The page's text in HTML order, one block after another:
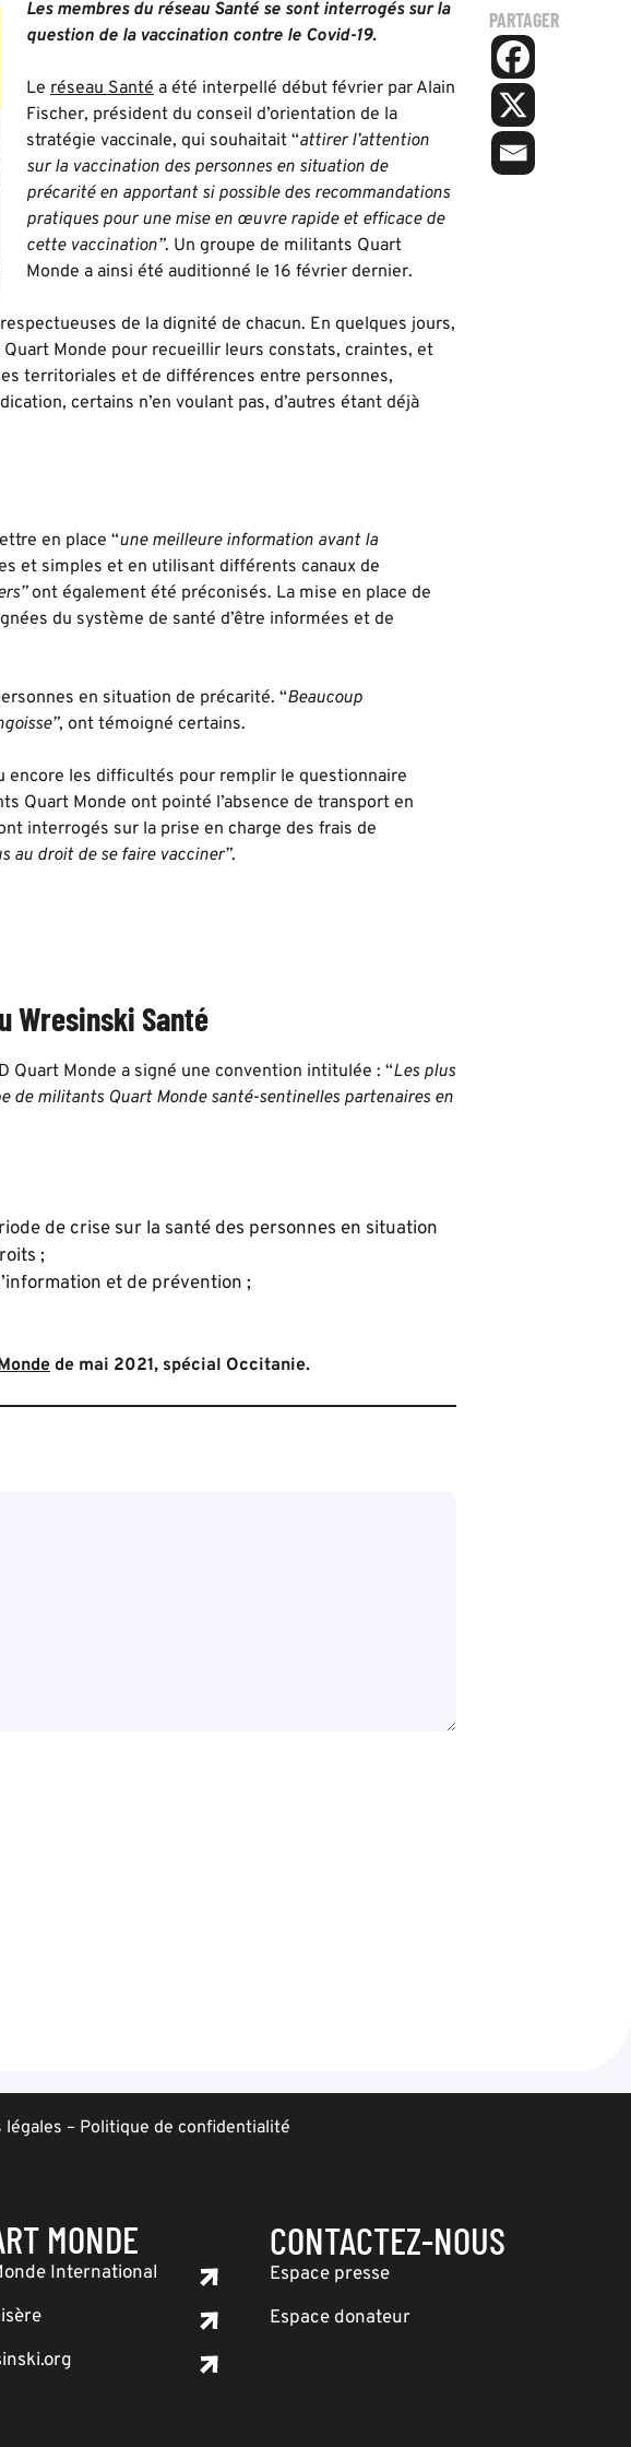
Les membres du réseau Santé se sont interrogés sur la
question de la vaccination contre le Covid-19.
Le réseau Santé a été interpellé début février par Alain
Fischer, président du conseil d’orientation de la
stratégie vaccinale, qui souhaitait “attirer l’attention
sur la vaccination des personnes en situation de
précarité en apportant si possible des recommandations
pratiques pour une mise en œuvre rapide et efficace de
cette vaccination”. Un groupe de militants Quart
Monde a ainsi été auditionné le 16 février dernier.
de la dignité de chacun. En quelques jours,
Monde pour recueillir leurs constats, craintes, et
territoriales et de différences entre personnes,
certains n’en voulant pas, d’autres étant déjà
en place “une meilleure information avant la
et simples et en utilisant différents canaux de
ont également été préconisés. La mise en place de
du système de santé d’être informées et de
en situation de précarité. “Beaucoup
, ont témoigné certains.
les difficultés pour remplir le questionnaire
Quart Monde ont pointé l’absence de transport en
interrogés sur la prise en charge des frais de
au droit de se faire vacciner”.
Wresinski Santé
Quart Monde a signé une convention intitulée : “Les plus
de militants Quart Monde santé-sentinelles partenaires en
de crise sur la santé des personnes en situation
;
et de prévention ;
de mai 2021, spécial Occitanie.
PARTAGER
légales – Politique de confidentialité
MONDE
International
CONTACTEZ-NOUS
Espace presse
Espace donateur